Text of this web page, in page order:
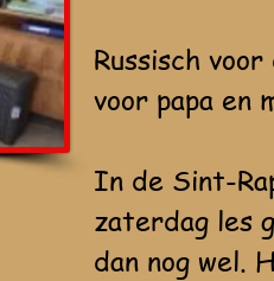
Russisch
voor papa en
In de Sint-
zaterdag les
dan nog wel.